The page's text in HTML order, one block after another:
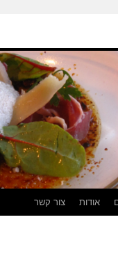
אודות צור קשר